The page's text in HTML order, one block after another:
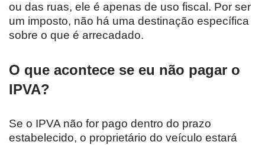
ou das ruas, ele é apenas de uso fiscal. Por ser
um imposto, não há uma destinação específica
sobre o que é arrecadado.
O que acontece se eu não pagar o
IPVA?
Se o IPVA não for pago dentro do prazo
estabelecido, o proprietário do veículo estará